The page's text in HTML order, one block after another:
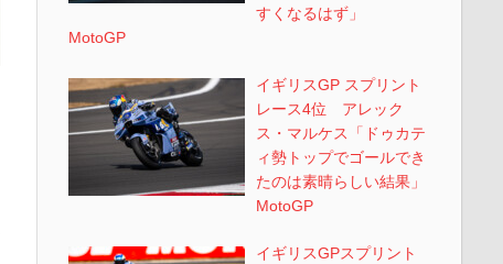
すくなるはず」
MotoGP
イギリスGP スプリント
レース4位 アレック
ス・マルケス「ドゥカテ
ィ勢トップでゴールでき
たのは素晴らしい結果」
MotoGP
イギリスGPスプリント